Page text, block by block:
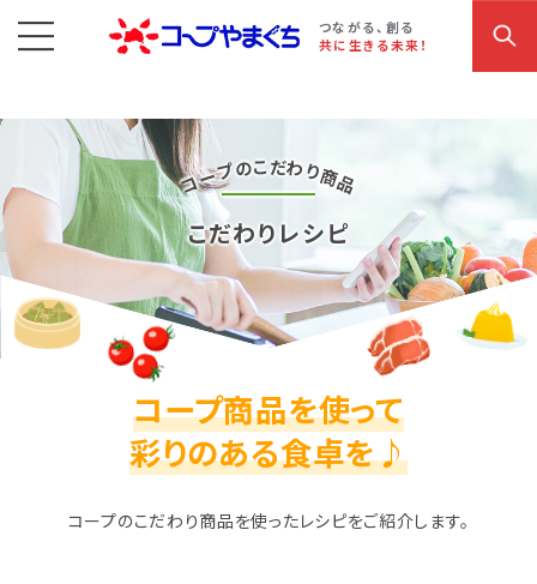
つながる、創る
共に生きる未来！
コープやまぐち お買い物・サービス こだわり商品 参加・イベント情報
コープのこだわり商品
こだわりレシピ
コープ商品を使って
彩りのある食卓を♪
コープのこだわり商品を使ったレシピをご紹介します。